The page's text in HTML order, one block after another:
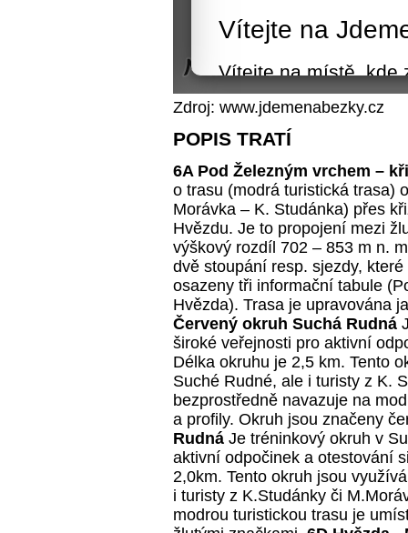
Zdroj: www.jdemenabezky.cz
POPIS TRATÍ
6A Pod Železným vrchem –
o trasu (modrá turistická trasa)
Morávka – K. Studánka) přes
Hvězdu. Je to propojení mezi
výškový rozdíl 702 – 853 m n.
dvě stoupání resp. sjezdy,
osazeny tři informační tabule
Hvězda). Trasa je upravována
Červený okruh Suchá Rudná
široké veřejnosti pro aktivní
Délka okruhu je 2,5 km. Tento
Suché Rudné, ale i turisty z K.
bezprostředně navazuje na
a profily. Okruh jsou značeny
Rudná Je tréninkový okruh v
aktivní odpočinek a otestování
2,0km. Tento okruh jsou
i turisty z K.Studánky či
modrou turistickou trasu je